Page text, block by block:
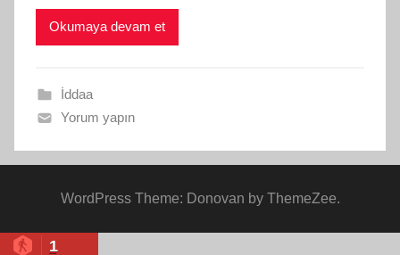
Okumaya devam et
İddaa
Yorum yapın
WordPress Theme: Donovan by ThemeZee.
1